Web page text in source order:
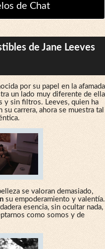
de Chat
de Jane Leeves
por su papel en la afamada
un lado muy diferente de ella
y sin filtros. Leeves, quien ha
carrera, ahora se muestra tal
se valoran demasiado,
su empoderamiento y valentía.
esencia, sin ocultar nada,
como somos y de